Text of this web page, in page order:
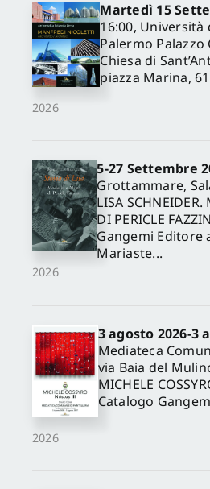
2026
Martedì 15
16:00, Università
Palermo
Chiesa di
piazza Marina, 61
2026
5-27 Settembre
Grottammare,
LISA
DI PERICLE
Gangemi Editore
Mariaste...
2026
3 agosto 2026-3
Mediateca
via Baia del
MICHELE
Catalogo